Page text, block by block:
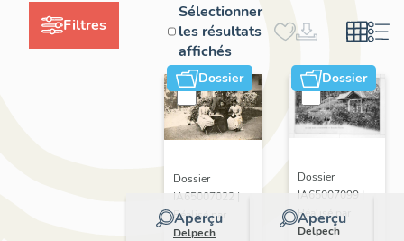
Filtres
Sélectionner
les résultats
affichés
Dossier
Aperçu
Dossier
IA65007022 |
Réalisé par
Delpech
Dossier
Aperçu
Dossier
IA65007099 |
Réalisé par
Delpech